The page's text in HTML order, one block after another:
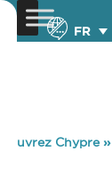
FR
Chypre»